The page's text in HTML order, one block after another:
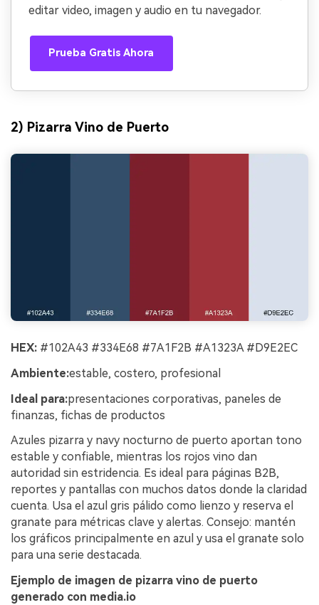
editar video, imagen y audio en tu navegador.
Prueba Gratis Ahora
2) Pizarra Vino de Puerto
HEX: #102A43 #334E68 #7A1F2B #A1323A #D9E2EC
Ambiente:estable, costero, profesional
Ideal para:presentaciones corporativas, paneles de
finanzas, fichas de productos
Azules pizarra y navy nocturno de puerto aportan tono
estable y confiable, mientras los rojos vino dan
autoridad sin estridencia. Es ideal para páginas B2B,
reportes y pantallas con muchos datos donde la claridad
cuenta. Usa el azul gris pálido como lienzo y reserva el
granate para métricas clave y alertas. Consejo: mantén
los gráficos principalmente en azul y usa el granate solo
para una serie destacada.
Ejemplo de imagen de pizarra vino de puerto
generado con media.io